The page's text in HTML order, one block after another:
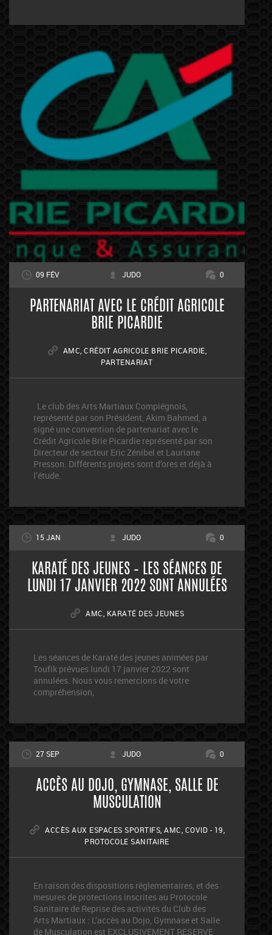
09 FÉV JUDO 0
PARTENARIAT AVEC LE CRÉDIT AGRICOLE
BRIE PICARDIE
AMC ,CRÉDIT AGRICOLE BRIE PICARDIE
PARTENARIAT
Le club des Arts Martiaux Compiégnois,
représenté par son Président, Akim Bahmed, a
signé une convention de partenariat avec le
Crédit Agricole Brie Picardie représenté par son
Directeur de secteur Eric Zénibel et Lauriane
Presson. Différents projets sont d’ores et déjà à
l’étude.
15 JAN JUDO 0
KARATÉ DES JEUNES – LES SÉANCES DE
LUNDI 17 JANVIER 2022 SONT ANNULÉES
AMC KARATÉ DES JEUNES
Les séances de Karaté des jeunes animées par
Toufik prévues lundi 17 janvier 2022 sont
annulées. Nous vous remercions de votre
compréhension,
27 SEP JUDO 0
ACCÈS AU DOJO, GYMNASE, SALLE DE
MUSCULATION
ACCÈS AUX ESPACES SPORTIFS AMC COVID - 19
PROTOCOLE SANITAIRE
En raison des dispositions réglementaires, et des
mesures de protections inscrites au Protocole
Sanitaire de Reprise des activités du Club des
Arts Martiaux : L’accès au Dojo, Gymnase et Salle
de Musculation est EXCLUSIVEMENT RESERVE